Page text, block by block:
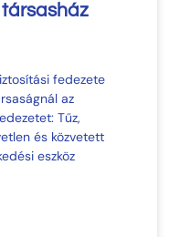
társasház
fedezete
az
Tűz,
és közvetett
eszköz